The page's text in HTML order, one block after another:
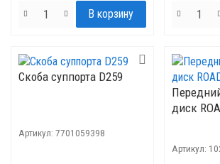
Скоба суппорта D259
Артикул: 7701059398
диск
Артикул: